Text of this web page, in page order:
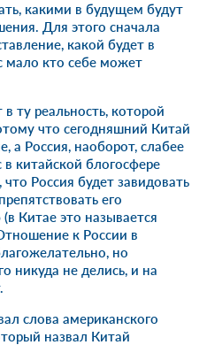
какими в будущем будут
Для этого сначала
какой будет в
мало кто себе может
ту реальность, которой
что сегодняшний Китай
а Россия, наоборот, слабее
китайской блогосфере
Россия будет завидовать
его
Китае это называется
к России в
но
никуда не делись, и на
слова американского
назвал Китай